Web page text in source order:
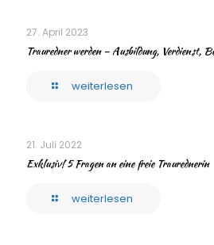
27. April 2023
Trauredner werden – Ausbildung, Verdienst,
weiterlesen
21. Juli 2022
Exklusiv! 5 Fragen an eine freie Traurednerin
weiterlesen